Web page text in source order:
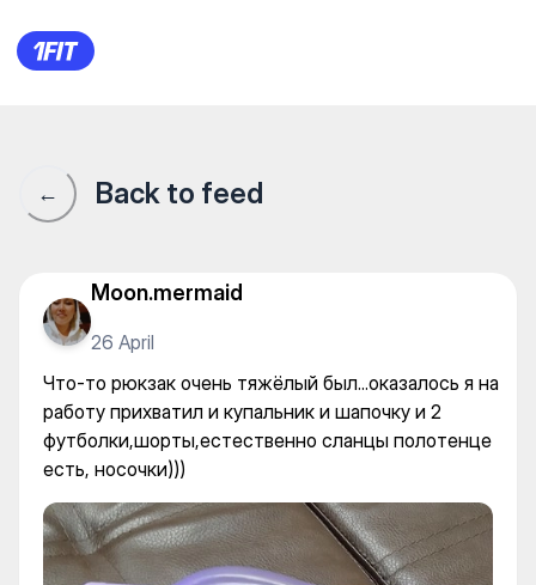
Что-то рюкзак очень
← Back to feed
Moon.mermaid
26 April
Что-то рюкзак очень тяжёлый был...оказалось я на
работу прихватил и купальник и шапочку и 2
футболки,шорты,естественно сланцы полотенце
есть, носочки)))